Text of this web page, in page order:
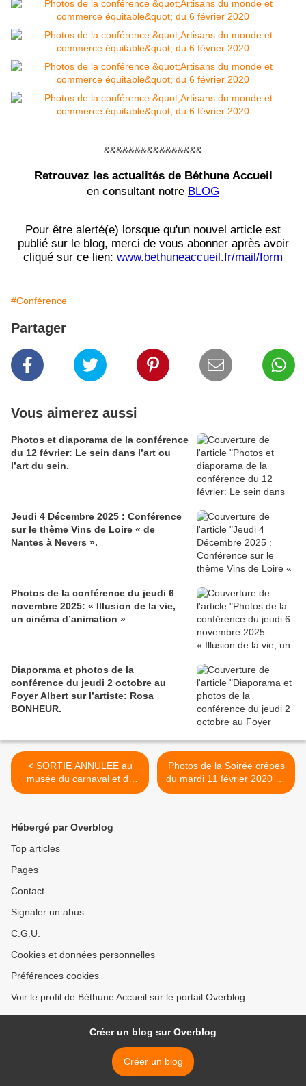
&&&&&&&&&&&&&&&&
Retrouvez les actualités de Béthune Accueil
en consultant notre BLOG
Pour être alerté(e) lorsque qu'un nouvel article est
publié sur le blog, merci de vous abonner après avoir
cliqué sur ce lien: www.bethuneaccueil.fr/mail/form
#Conférence
Partager
Vous aimerez aussi
Photos et diaporama de la conférence
du 12 février: Le sein dans l’art ou
l’art du sein.
Jeudi 4 Décembre 2025 : Conférence
sur le thème Vins de Loire « de
Nantes à Nevers ».
Photos de la conférence du jeudi 6
novembre 2025: « Illusion de la vie,
un cinéma d’animation »
Diaporama et photos de la
conférence du jeudi 2 octobre au
Foyer Albert sur l’artiste: Rosa
BONHEUR.
< SORTIE ANNULEE au
musée du carnaval et du
masque à BINCHE
Photos de la Soirée crêpes
du mardi 11 février 2020 au
foyer François Albert >
Hébergé par Overblog
Top articles
Pages
Contact
Signaler un abus
C.G.U.
Cookies et données personnelles
Préférences cookies
Voir le profil de Béthune Accueil sur le portail Overblog
Créer un blog sur Overblog
Créer un blog